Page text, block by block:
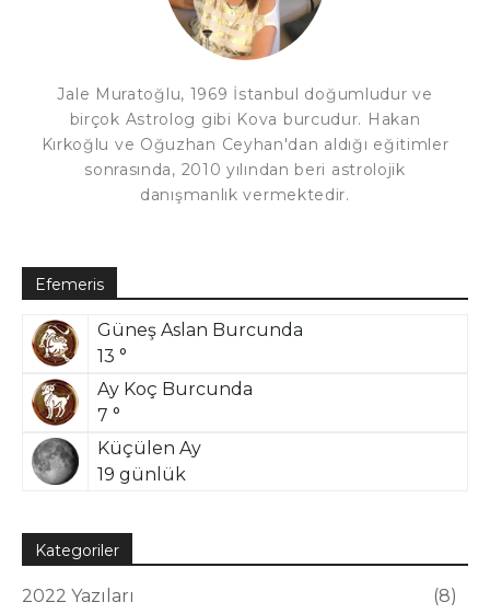
Jale Muratoğlu, 1969 İstanbul doğumludur ve
birçok Astrolog gibi Kova burcudur. Hakan
Kırkoğlu ve Oğuzhan Ceyhan'dan aldığı eğitimler
sonrasında, 2010 yılından beri astrolojik
danışmanlık vermektedir.
Efemeris
Güneş Aslan Burcunda
13 °
Ay Koç Burcunda
7 °
Küçülen Ay
19 günlük
Kategoriler
2022 Yazıları 8